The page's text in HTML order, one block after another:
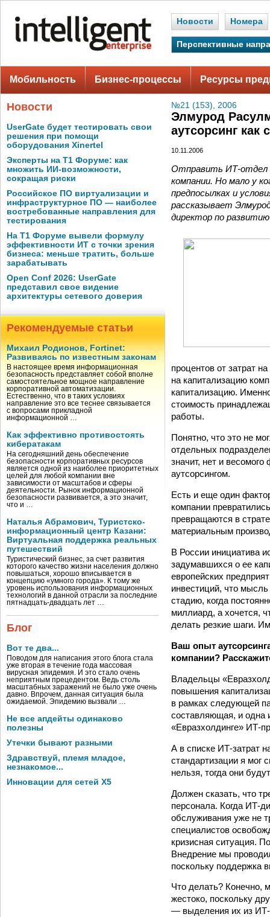
Новости Номера
Перспективные
Мобильность Бизнес-процессы Ресурсы
Новости
UserGate будет тестировать свои
решения при помощи
оборудования Xinertel
Эксперты на Т1 Форуме: как
множить ИИ-возможности,
сокращая риски
Российское ПО виртуализации и
инфраструктурное ПО — наиболее
востребованные направления для
тестирования
На Т1 Форуме вывели формулу
эффективности ИТ с точки зрения
бизнеса: меньше тратить, больше
зарабатывать
Open Conf 2026: UserGate
представил свое видение
архитектуры сетевого доверия
Рекомендуемые статьи
Михаил Родионов, Fortinet:
Развиваясь по известным законам
В настоящее время информационная
безопасность представляет собой вполне
самостоятельное мощное направление
корпоративной автоматизации.
Естественно, что в таких условиях
направление это все теснее связывается
с вопросами прикладной
информационной …
Как эффективно противостоять
кибератакам
На сегодняшний день обеспечение
безопасности корпоративных ресурсов
является одной из наиболее приоритетных
целей для любой компании вне
зависимости от масштабов и сферы
деятельности. Рынок информационной
безопасности развивается, а это значит,
что и …
Наталья Абрамович, Туристско-
информационный центр Казани:
Виртуальная поддержка реальных
путешествий
Туристический бизнес, за счет развития
которого качество жизни населения должно
повышаться, хорошо вписывается в
концепцию «умного города». К тому же
уровень использования информационных
технологий в данной отрасли за последние
пятнадцать-двадцать лет …
Блог
Вот те два...
Поводом для написания этого блога стала
уже вторая в течение года массовая
вирусная эпидемия. И это стало очень
неприятным прецедентом. Ведь столь
масштабных заражений не было уже очень
давно. Впрочем, данная ситуация была
ожидаемой. Эпидемию вызвали …
Не все апдейты одинаково
полезны
Утечки бывают разными
Здравствуй, племя младое,
незнакомое...
Инновации для сетей X5
№21 (153), 2006
Элмурод
аутсорсинг как
10.11.2006
Отправить ИТ-отдел
компании. Но мало у
предпосылках и
рассказывает
директор по развитию
процентов от затрат
на капитализацию
капитализацию.
стоимость
работы.
Понятно, что это не
отдельных
значит, нет и
аутсорсингом.
Есть и еще один
компании
превращаются в
материальным
В России инициатива
задумавшихся о ее
европейских
инвестиций, что
стадию, когда
миллиард, а хочется,
делать резкие шаги.
Ваш опыт
компании?
Владельцы
повышения
в рамках следующей
составляющая, и одна
«Евразхолдинге» ИТ-
А в списке ИТ-затрат
стандартизации я мог
нельзя, тогда они
Должен сказать, что
персонала. Когда ИТ-
обслуживания уже не
специалистов
кризисная ситуация.
Внедрение мы
поскольку поддержка
Что делать? Конечно,
жестоко, поскольку
— выделения их из ИТ-